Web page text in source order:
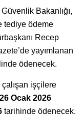
Bakanlığı,
tediye ödeme
Recep
yayımlanan
ödenecek.
işçilere
26 Ocak 2026
tarihinde ödenecek.